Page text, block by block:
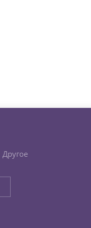
Другое